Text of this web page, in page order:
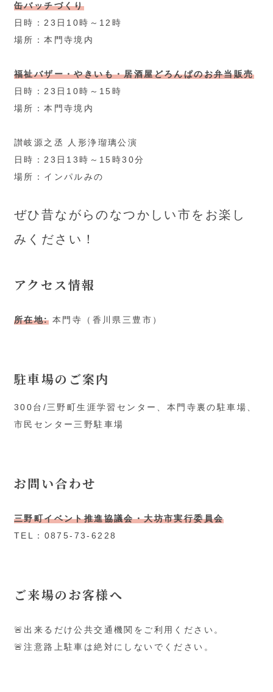
缶バッチづくり
日時：23日10時～12時
場所：本門寺境内
福祉バザー・やきいも・居酒屋どろんぱのお弁当販売
日時：23日10時～15時
場所：本門寺境内
讃岐源之丞 人形浄瑠璃公演
日時：23日13時～15時30分
場所：インパルみの
ぜひ昔ながらのなつかしい市をお楽し
みください！
アクセス情報
所在地:本門寺（香川県三豊市）
駐車場のご案内
300台/三野町生涯学習センター、本門寺裏の駐車場、
市民センター三野駐車場
お問い合わせ
三野町イベント推進協議会・大坊市実行委員会
TEL：0875-73-6228
ご来場のお客様へ
🚨出来るだけ公共交通機関をご利用ください。
🚨注意路上駐車は絶対にしないでください。